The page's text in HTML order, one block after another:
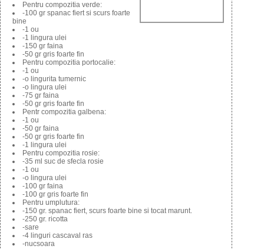
Pentru compozitia verde:
-100 gr spanac fiert si scurs foarte
bine
-1 ou
-1 lingura ulei
-150 gr faina
-50 gr gris foarte fin
Pentru compozitia portocalie:
-1 ou
-o lingurita tumernic
-o lingura ulei
-75 gr faina
-50 gr gris foarte fin
Pentr compozitia galbena:
-1 ou
-50 gr faina
-50 gr gris foarte fin
-1 lingura ulei
Pentru compozitia rosie:
-35 ml suc de sfecla rosie
-1 ou
-o lingura ulei
-100 gr faina
-100 gr gris foarte fin
Pentru umplutura:
-150 gr. spanac fiert, scurs foarte bine si tocat marunt.
-250 gr. ricotta
-sare
-4 linguri cascaval ras
-nucsoara